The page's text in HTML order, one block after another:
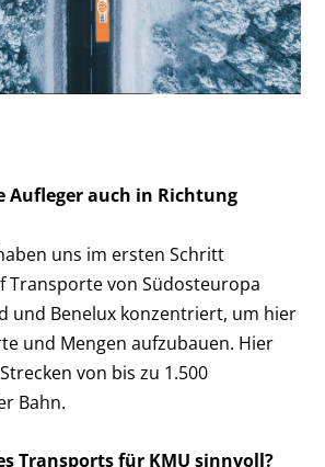
Aufleger auch in Richtung
uns im ersten Schritt
Transporte von Südosteuropa
und Benelux konzentriert, um hier
und Mengen aufzubauen. Hier
von bis zu 1.500
Bahn.
Transports für KMU sinnvoll?